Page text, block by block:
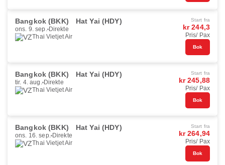
Bangkok (BKK) Hat Yai (HDY)
ons. 9. sep. Direkte
Thai Vietjet Air
Start fra
kr 244,3
Pris/ Pax
Bok
Bangkok (BKK) Hat Yai (HDY)
tir. 4. aug. Direkte
Thai Vietjet Air
Start fra
kr 245,88
Pris/ Pax
Bok
Bangkok (BKK) Hat Yai (HDY)
ons. 16. sep. Direkte
Thai Vietjet Air
Start fra
kr 264,94
Pris/ Pax
Bok